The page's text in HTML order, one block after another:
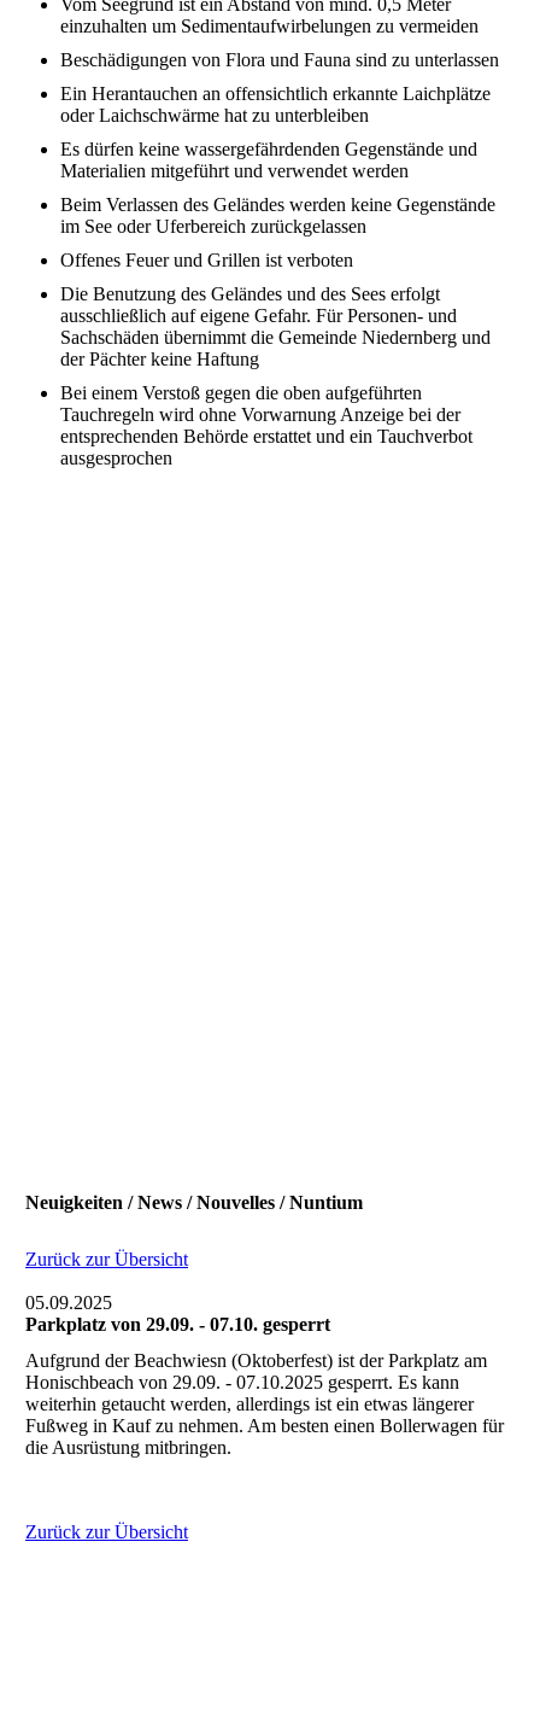
Vom Seegrund ist ein Abstand von mind. 0,5 Meter
einzuhalten um Sedimentaufwirbelungen zu vermeiden
Beschädigungen von Flora und Fauna sind zu unterlassen
Ein Herantauchen an offensichtlich erkannte Laichplätze
oder Laichschwärme hat zu unterbleiben
Es dürfen keine wassergefährdenden Gegenstände und
Materialien mitgeführt und verwendet werden
Beim Verlassen des Geländes werden keine Gegenstände
im See oder Uferbereich zurückgelassen
Offenes Feuer und Grillen ist verboten
Die Benutzung des Geländes und des Sees erfolgt
ausschließlich auf eigene Gefahr. Für Personen- und
Sachschäden übernimmt die Gemeinde Niedernberg und
der Pächter keine Haftung
Bei einem Verstoß gegen die oben aufgeführten
Tauchregeln wird ohne Vorwarnung Anzeige bei der
entsprechenden Behörde erstattet und ein Tauchverbot
ausgesprochen
Neuigkeiten / News / Nouvelles / Nuntium
Zurück zur Übersicht
05.09.2025
Parkplatz von 29.09. - 07.10. gesperrt
Aufgrund der Beachwiesn (Oktoberfest) ist der Parkplatz am
Honischbeach von 29.09. - 07.10.2025 gesperrt. Es kann
weiterhin getaucht werden, allerdings ist ein etwas längerer
Fußweg in Kauf zu nehmen. Am besten einen Bollerwagen für
die Ausrüstung mitbringen.
Zurück zur Übersicht